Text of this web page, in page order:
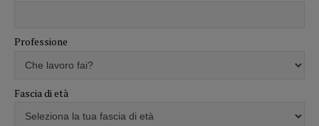
Professione
Fascia di età